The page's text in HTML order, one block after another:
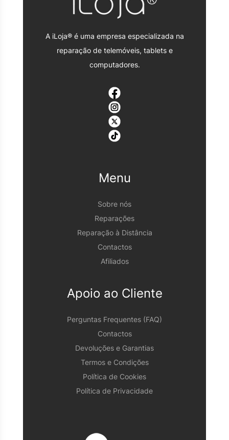
A iLoja® é uma empresa especializada na
reparação de telemóveis, tablets e
computadores.
Menu
Sobre nós
Reparações
Reparação à Distância
Contactos
Afiliados
Apoio ao Cliente
Perguntas Frequentes (FAQ)
Contactos
Devoluções e Garantias
Termos e Condições
Política de Cookies
Política de Privacidade